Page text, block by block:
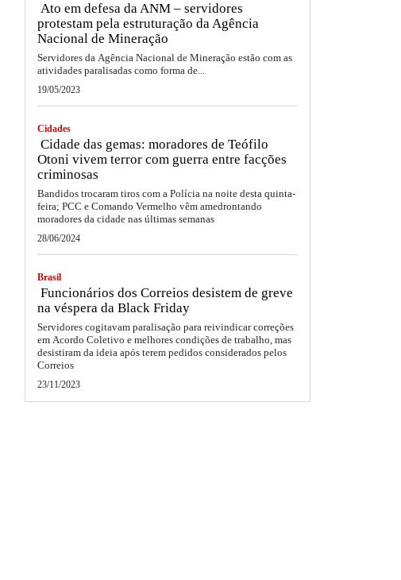
Ato em defesa da ANM – servidores
protestam pela estruturação da Agência
Nacional de Mineração
Servidores da Agência Nacional de Mineração estão com as
atividades paralisadas como forma de...
19/05/2023
Cidades
Cidade das gemas: moradores de Teófilo
Otoni vivem terror com guerra entre facções
criminosas
Bandidos trocaram tiros com a Polícia na noite desta quinta-
feira; PCC e Comando Vermelho vêm amedrontando
moradores da cidade nas últimas semanas
28/06/2024
Brasil
Funcionários dos Correios desistem de greve
na véspera da Black Friday
Servidores cogitavam paralisação para reivindicar correções
em Acordo Coletivo e melhores condições de trabalho, mas
desistiram da ideia após terem pedidos considerados pelos
Correios
23/11/2023